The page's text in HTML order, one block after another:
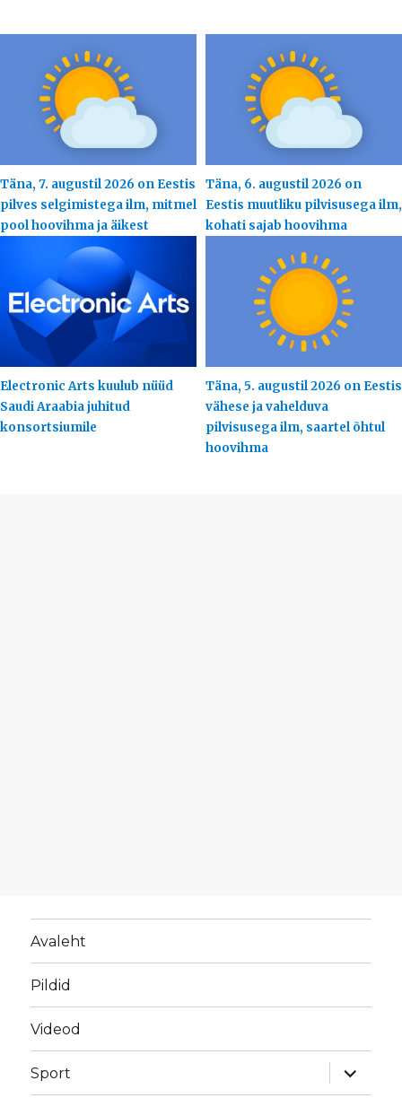
Täna, 7. augustil 2026 on Eestis
pilves selgimistega ilm, mitmel
pool hoovihma ja äikest
Täna, 6. augustil 2026 on
Eestis muutliku pilvisusega ilm,
kohati sajab hoovihma
Electronic Arts kuulub nüüd
Saudi Araabia juhitud
konsortsiumile
Täna, 5. augustil 2026 on Eestis
vähese ja vahelduva
pilvisusega ilm, saartel õhtul
hoovihma
Avaleht
Pildid
Videod
Sport
laienda